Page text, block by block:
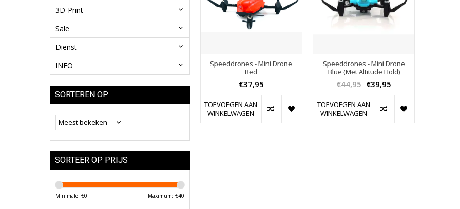
3D-Print
Sale
Dienst
INFO
SORTEREN OP
SORTEER OP PRIJS
Minimale: €0 Maximum: €40
Speeddrones - Mini Drone
Red
€37,95
TOEVOEGEN AAN
WINKELWAGEN
Speeddrones - Mini Drone
Blue (Met Altitude Hold)
€44,95 €39,95
TOEVOEGEN AAN
WINKELWAGEN